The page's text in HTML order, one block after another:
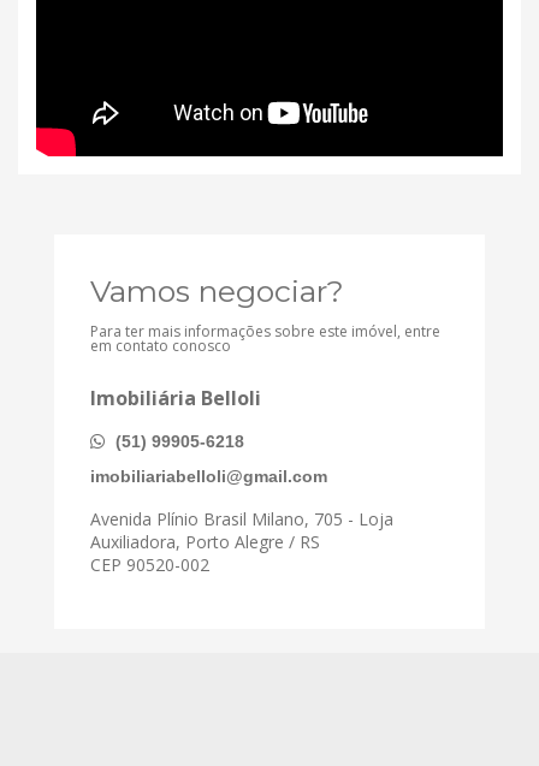
Vamos negociar?
Para ter mais informações sobre este imóvel, entre
em contato conosco
Imobiliária Belloli
(51) 99905-6218
imobiliariabelloli@gmail.com
Avenida Plínio Brasil Milano, 705 - Loja
Auxiliadora, Porto Alegre / RS
CEP 90520-002